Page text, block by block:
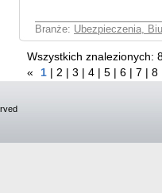
Branże: Ubezpieczenia,
Wszystkich znalezionych:
«
1 2 3 4 5 6 7 8